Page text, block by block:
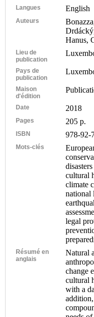
Langues English
Auteurs
Hanus,
Lieu de
publication
Pays de
publication
Maison
d'édition
Date 2018
Pages 205 p.
ISBN 978-92-
Mots-clés
cultural
climate
national
legal
Résumé en
anglais
Natural
change
cultural
with a
addition,